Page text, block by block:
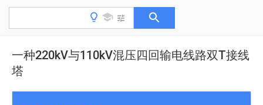
一种220kV与110kV混压四回输电线路双T接线
塔